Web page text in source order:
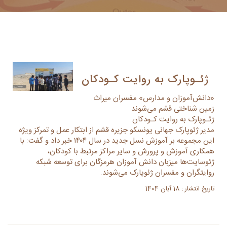
ژئـوپارک به روایت کـودکان
«دانش‌آموزان و مدارس» مفسران میراث
زمین شناختی قشم می‌شوند
ژئـوپارک به روایت کـودکان
مدیر ژئوپارک جهانی یونسکو جزیره قشم از ابتکار عمل و تمرکز ویژه‌
این مجموعه بر آموزش نسل جدید در سال ۱۴۰۴ خبر داد و گفت: با
همکاری آموزش و پرورش و سایر مراکز مرتبط با کودکان،
ژئوسایت‌ها میزبان دانش آموزان هرمزگان برای توسعه شبکه
روایتگران و مفسران ژئوپارک می‌شوند.
تاریخ انتشار : 18 آبان 1404